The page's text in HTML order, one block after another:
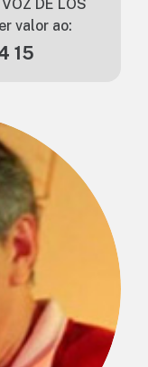
DE LOS
valor ao:
15